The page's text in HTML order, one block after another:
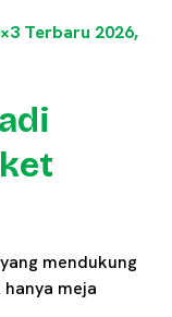
Terbaru 2026,
yang mendukung
meja